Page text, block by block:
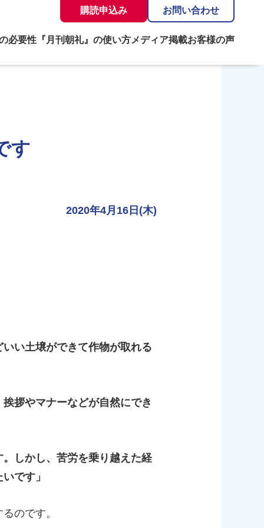
購読申込み お問い合わせ
必要性 『月刊朝礼』の使い方メディア掲載お客様の声
す
2020年4月16日(木)
い土壌ができて作物が取れる
拶やマナーなどが自然にでき
しかし、苦労を乗り越えた経
です」
のです。